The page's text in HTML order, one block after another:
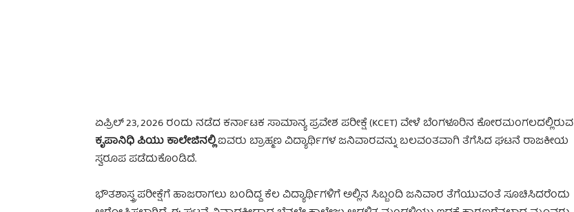
ಏಪ್ರಿಲ್ 23, 2026 ರಂದು ನಡೆದ ಕರ್ನಾಟಕ ಸಾಮಾನ್ಯ ಪ್ರವೇಶ ಪರೀಕ್ಷೆ (KCET) ವೇಳೆ ಬೆಂಗಳೂರಿನ ಕೋರಮಂಗಲದಲ್ಲಿರುವ
ಕೃಪಾನಿಧಿ ಪಿಯು ಕಾಲೇಜಿನಲ್ಲಿಐವರು ಬ್ರಾಹ್ಮಣ ವಿದ್ಯಾರ್ಥಿಗಳ ಜನಿವಾರವನ್ನು ಬಲವಂತವಾಗಿ ತೆಗೆಸಿದ ಘಟನೆ ರಾಜಕೀಯ
ಸ್ವರೂಪ ಪಡೆದುಕೊಂಡಿದೆ.
ಭೌತಶಾಸ್ತ್ರ ಪರೀಕ್ಷೆಗೆ ಹಾಜರಾಗಲು ಬಂದಿದ್ದ ಕೆಲ ವಿದ್ಯಾರ್ಥಿಗಳಿಗೆ ಅಲ್ಲಿನ ಸಿಬ್ಬಂದಿ ಜನಿವಾರ ತೆಗೆಯುವಂತೆ ಸೂಚಿಸಿದರೆಂದು